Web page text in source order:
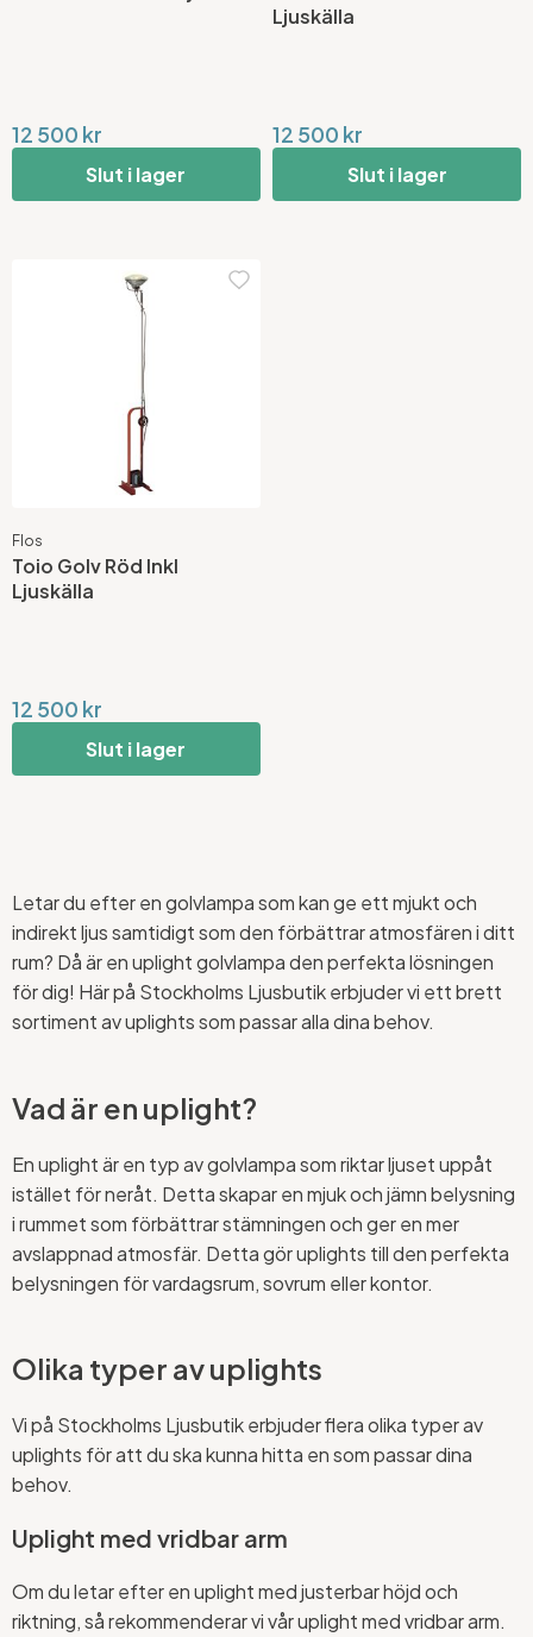
12 500 kr
Slut i lager
Ljuskälla
12 500 kr
Slut i lager
Flos
Toio Golv Röd Inkl
Ljuskälla
12 500 kr
Slut i lager
Letar du efter en golvlampa som kan ge ett mjukt och
indirekt ljus samtidigt som den förbättrar atmosfären i ditt
rum? Då är en uplight golvlampa den perfekta lösningen
för dig! Här på Stockholms Ljusbutik erbjuder vi ett brett
sortiment av uplights som passar alla dina behov.
Vad är en uplight?
En uplight är en typ av golvlampa som riktar ljuset uppåt
istället för neråt. Detta skapar en mjuk och jämn belysning
i rummet som förbättrar stämningen och ger en mer
avslappnad atmosfär. Detta gör uplights till den perfekta
belysningen för vardagsrum, sovrum eller kontor.
Olika typer av uplights
Vi på Stockholms Ljusbutik erbjuder flera olika typer av
uplights för att du ska kunna hitta en som passar dina
behov.
Uplight med vridbar arm
Om du letar efter en uplight med justerbar höjd och
riktning, så rekommenderar vi vår uplight med vridbar arm.